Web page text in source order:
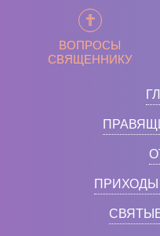
ВОПРОСЫ
СВЯЩЕННИКУ